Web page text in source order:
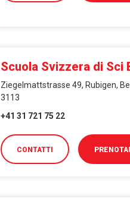
Scuola Svizzera di Sci
Ziegelmattstrasse 49, Rubigen,
3113
+41 31 721 75 22
CONTATTI